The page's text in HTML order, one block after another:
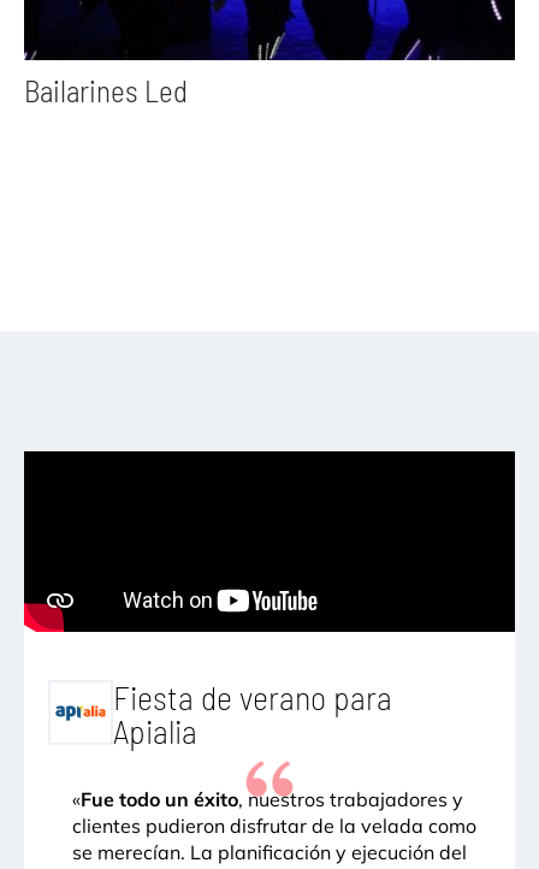
Bailarines Led
Fiesta de verano para
Apialia
«Fue todo un éxito, nuestros trabajadores y
clientes pudieron disfrutar de la velada como
se merecían. La planificación y ejecución del